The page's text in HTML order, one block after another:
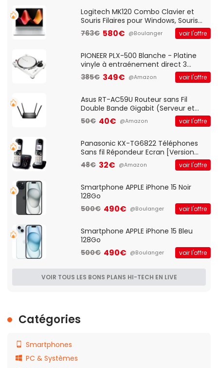
QWERTY UK - Noir
Logitech MK120 Combo Clavier et
Souris Filaires pour Windows, Souris
Optique Filaire, Connexion USB Plug
And Play, Confortable, Taille
QWERTY UK - Noir
763€ 580€ @Boulanger voir l'offre
PIONEER PLX-500 Blanche - Platine
vinyle à entraénement direct 3
vitesses (33-45-78 trs/min) avec
pre-ampli intégré et port USB
385€ 349€ @Amazon voir l'offre
Asus RT-AC59U Routeur sans Fil
Double Bande Gigabit (Serveur et
Client VPN, Triple Vlan, Mode Point
d'accès et Bridge, contrôle Parental,
50€ 40€ @Amazon voir l'offre
Panasonic KX-TG6822 Téléphones
Sans fil Répondeur Ecran [Version
Française]
48€ 32€ @Amazon voir l'offre
Smartphone APPLE iPhone 15 Noir
128Go
500€ 490€ @Boulanger voir l'offre
Smartphone APPLE iPhone 15 Bleu
128Go
500€ 490€ @Boulanger voir l'offre
VOIR TOUS LES BONS PLANS HI-TECH EN LIVE
Catégories
Smartphones
PC & Systèmes